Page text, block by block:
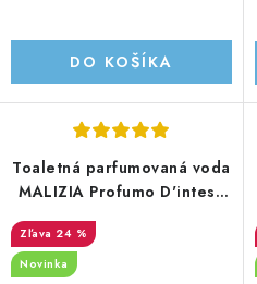
DO KOŠÍKA
Toaletná parfumovaná voda
MALIZIA Profumo D'intesa
24 %
Novinka